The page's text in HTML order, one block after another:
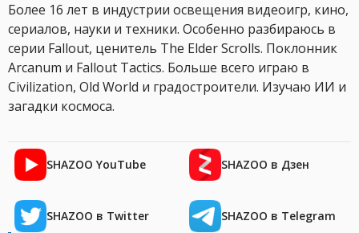
Более 16 лет в индустрии освещения видеоигр, кино,
сериалов, науки и техники. Особенно разбираюсь в
серии Fallout, ценитель The Elder Scrolls. Поклонник
Arcanum и Fallout Tactics. Больше всего играю в
Civilization, Old World и градостроители. Изучаю ИИ и
загадки космоса.
SHAZOO YouTube SHAZOO в Дзен
SHAZOO в Twitter SHAZOO в Telegram